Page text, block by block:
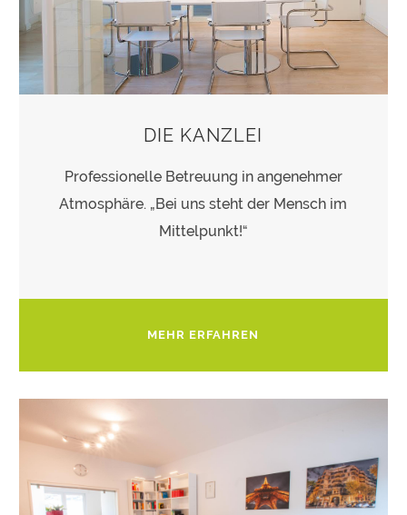
DIE KANZLEI
Professionelle Betreuung in angenehmer
Atmosphäre. „Bei uns steht der Mensch im
Mittelpunkt!“
MEHR ERFAHREN